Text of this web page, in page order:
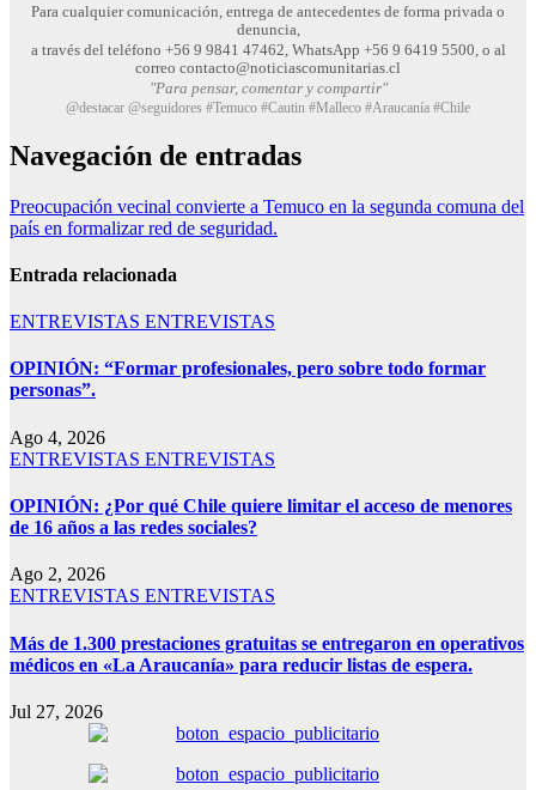
Para cualquier comunicación, entrega de antecedentes de forma privada o
denuncia,
a través del teléfono +56 9 9841 47462, WhatsApp +56 9 6419 5500, o al
correo contacto@noticiascomunitarias.cl
"Para pensar, comentar y compartir"
@destacar @seguidores #Temuco #Cautin #Malleco #Araucanía #Chile
Navegación de entradas
Preocupación vecinal convierte a Temuco en la segunda comuna del
país en formalizar red de seguridad.
Entrada relacionada
ENTREVISTAS ENTREVISTAS
OPINIÓN: “Formar profesionales, pero sobre todo formar
personas”.
Ago 4, 2026
ENTREVISTAS ENTREVISTAS
OPINIÓN: ¿Por qué Chile quiere limitar el acceso de menores
de 16 años a las redes sociales?
Ago 2, 2026
ENTREVISTAS ENTREVISTAS
Más de 1.300 prestaciones gratuitas se entregaron en operativos
médicos en «La Araucanía» para reducir listas de espera.
Jul 27, 2026